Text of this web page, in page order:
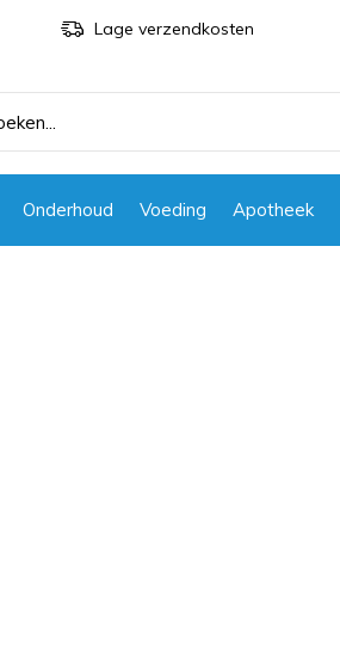
Onderhoud Voeding Apotheek
Lage verzendkosten